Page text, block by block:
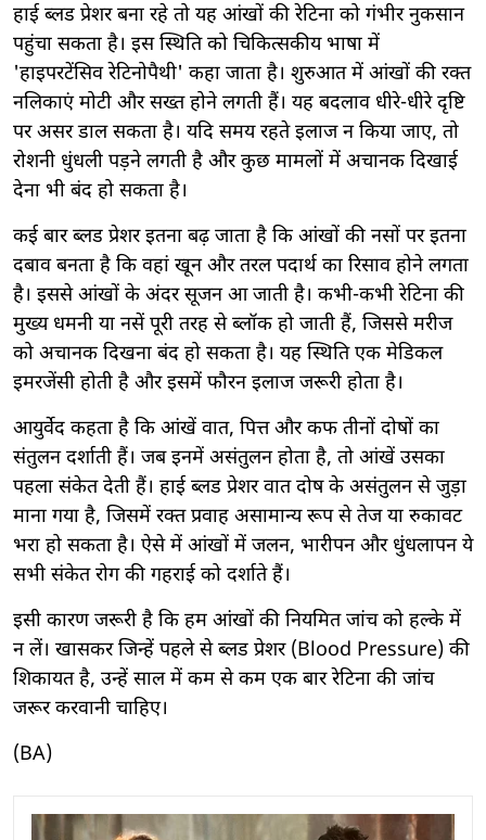
हाई ब्लड प्रेशर बना रहे तो यह आंखों की रेटिना को गंभीर नुकसान
पहुंचा सकता है। इस स्थिति को चिकित्सकीय भाषा में
'हाइपरटेंसिव रेटिनोपैथी' कहा जाता है। शुरुआत में आंखों की रक्त
नलिकाएं मोटी और सख्त होने लगती हैं। यह बदलाव धीरे-धीरे दृष्टि
पर असर डाल सकता है। यदि समय रहते इलाज न किया जाए, तो
रोशनी धुंधली पड़ने लगती है और कुछ मामलों में अचानक दिखाई
देना भी बंद हो सकता है।
कई बार ब्लड प्रेशर इतना बढ़ जाता है कि आंखों की नसों पर इतना
दबाव बनता है कि वहां खून और तरल पदार्थ का रिसाव होने लगता
है। इससे आंखों के अंदर सूजन आ जाती है। कभी-कभी रेटिना की
मुख्य धमनी या नसें पूरी तरह से ब्लॉक हो जाती हैं, जिससे मरीज
को अचानक दिखना बंद हो सकता है। यह स्थिति एक मेडिकल
इमरजेंसी होती है और इसमें फौरन इलाज जरूरी होता है।
आयुर्वेद कहता है कि आंखें वात, पित्त और कफ तीनों दोषों का
संतुलन दर्शाती हैं। जब इनमें असंतुलन होता है, तो आंखें उसका
पहला संकेत देती हैं। हाई ब्लड प्रेशर वात दोष के असंतुलन से जुड़ा
माना गया है, जिसमें रक्त प्रवाह असामान्य रूप से तेज या रुकावट
भरा हो सकता है। ऐसे में आंखों में जलन, भारीपन और धुंधलापन ये
सभी संकेत रोग की गहराई को दर्शाते हैं।
इसी कारण जरूरी है कि हम आंखों की नियमित जांच को हल्के में
न लें। खासकर जिन्हें पहले से ब्लड प्रेशर (Blood Pressure) की
शिकायत है, उन्हें साल में कम से कम एक बार रेटिना की जांच
जरूर करवानी चाहिए।
(BA)